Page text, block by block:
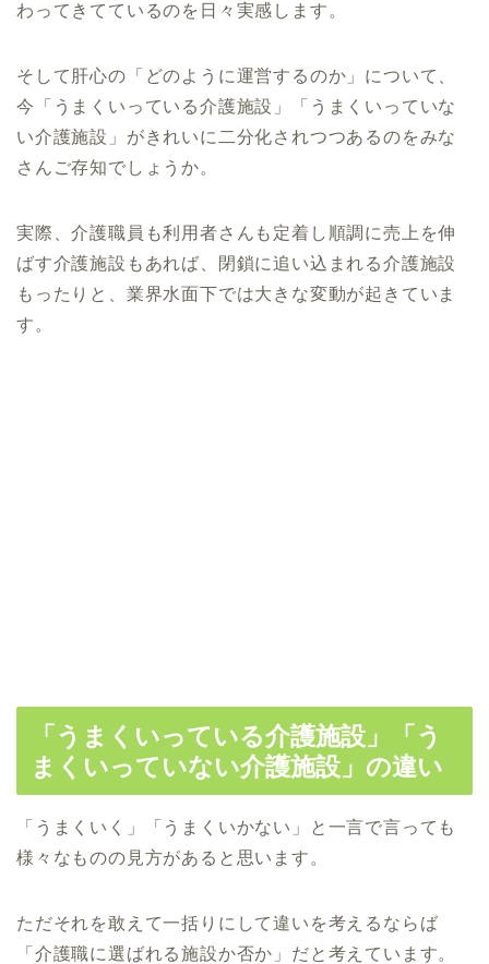
わってきてているのを日々実感します。
そして肝心の「どのように運営するのか」について、
今「うまくいっている介護施設」「うまくいっていな
い介護施設」がきれいに二分化されつつあるのをみな
さんご存知でしょうか。
実際、介護職員も利用者さんも定着し順調に売上を伸
ばす介護施設もあれば、閉鎖に追い込まれる介護施設
もったりと、業界水面下では大きな変動が起きていま
す。
「うまくいっている介護施設」「う
まくいっていない介護施設」の違い
「うまくいく」「うまくいかない」と一言で言っても
様々なものの見方があると思います。
ただそれを敢えて一括りにして違いを考えるならば
「介護職に選ばれる施設か否か」だと考えています。